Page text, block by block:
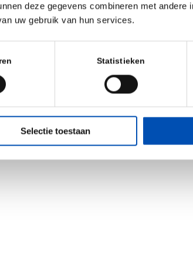
deze gegevens combineren met andere
uw gebruik van hun services.
Statistieken
Selectie toestaan